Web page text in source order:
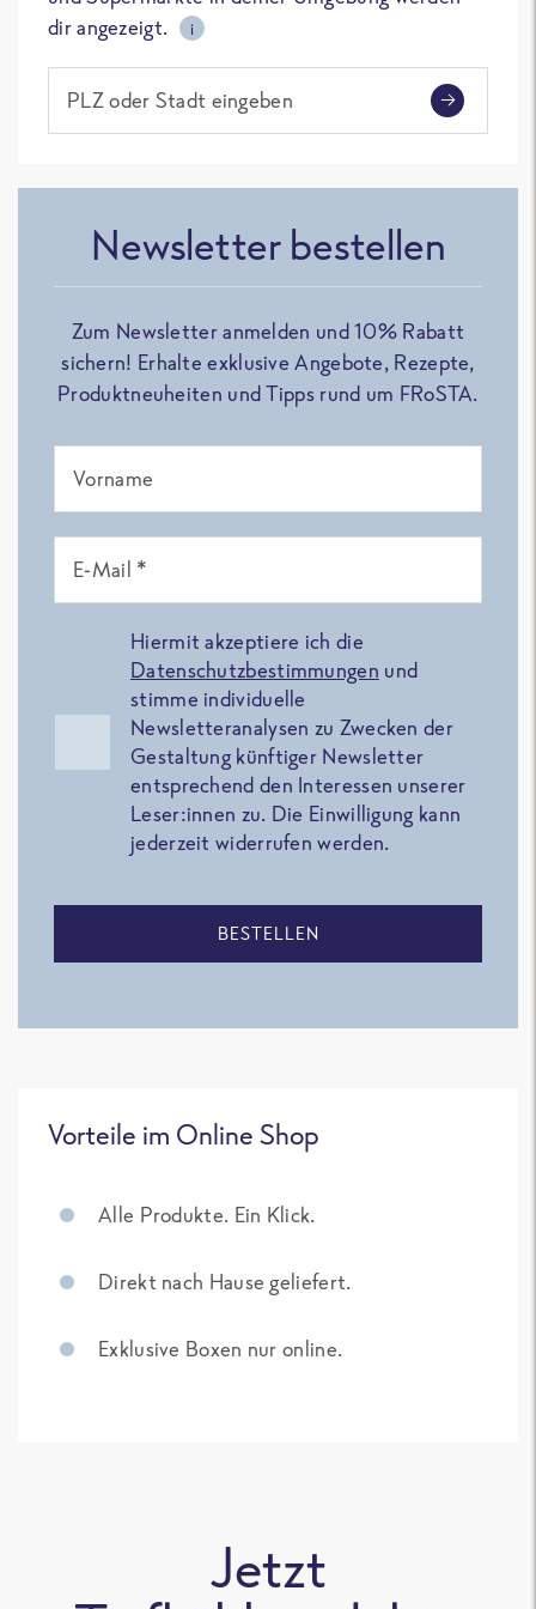
dir angezeigt.
i
PLZ oder Stadt eingeben
Newsletter bestellen
Zum Newsletter anmelden und 10% Rabatt
sichern! Erhalte exklusive Angebote, Rezepte,
Produktneuheiten und Tipps rund um FRoSTA.
Vorname
E-Mail *
Hiermit akzeptiere ich die
Datenschutzbestimmungen und
stimme individuelle
Newsletteranalysen zu Zwecken der
Gestaltung künftiger Newsletter
entsprechend den Interessen unserer
Leser:innen zu. Die Einwilligung kann
jederzeit widerrufen werden.
BESTELLEN
Vorteile im Online Shop
Alle Produkte. Ein Klick.
Direkt nach Hause geliefert.
Exklusive Boxen nur online.
Jetzt